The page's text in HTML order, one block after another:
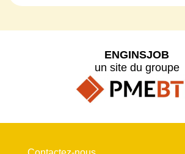
ENGINSJOB
un site du groupe